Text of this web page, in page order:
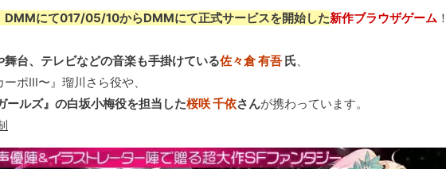
DMMにて017/05/10からDMMにて正式サービスを開始した新作ブラウザゲーム ！
台、テレビなどの音楽も手掛けている佐々倉 有吾 氏、
ポIII〜』瑠川さら役や、
ールズ』の白坂小梅役を担当した桜咲 千依さんが携わっています。